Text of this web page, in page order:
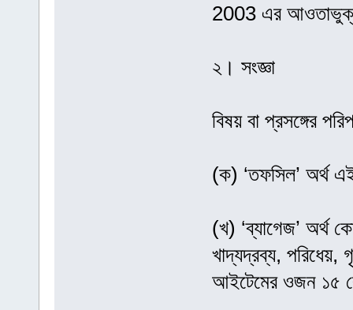
2003 এর আওতাভুক্ত
২। সংজ্ঞা
বিষয় বা প্রসঙ্গের
(ক) ‘তফসিল’ অর্থ
(খ) ‘ব্যাগেজ’ অর্থ
খাদ্যদ্রব্য, পরিধেয়,
আইটেমের ওজন ১৫